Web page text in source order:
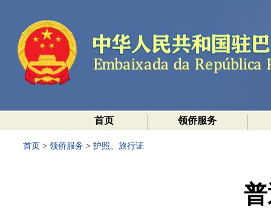
首页 领侨服务
首页 > 领侨服务 > 护照、旅行证